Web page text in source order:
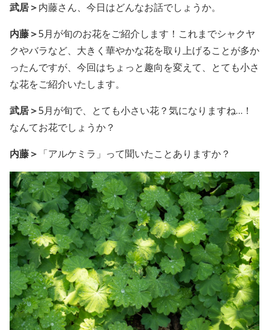
武居＞内藤さん、今日はどんなお話でしょうか。
内藤＞5月が旬のお花をご紹介します！これまでシャクヤ
クやバラなど、大きく華やかな花を取り上げることが多か
ったんですが、今回はちょっと趣向を変えて、とても小さ
な花をご紹介いたします。
武居＞5月が旬で、とても小さい花？気になりますね…！
なんてお花でしょうか？
内藤＞ 「アルケミラ」って聞いたことありますか？